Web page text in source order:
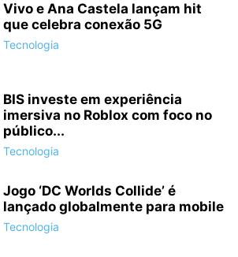
Vivo e Ana Castela lançam hit
que celebra conexão 5G
Tecnologia
BIS investe em experiência
imersiva no Roblox com foco no
público...
Tecnologia
Jogo ‘DC Worlds Collide’ é
lançado globalmente para mobile
Tecnologia